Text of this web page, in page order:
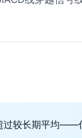
较长期平均——